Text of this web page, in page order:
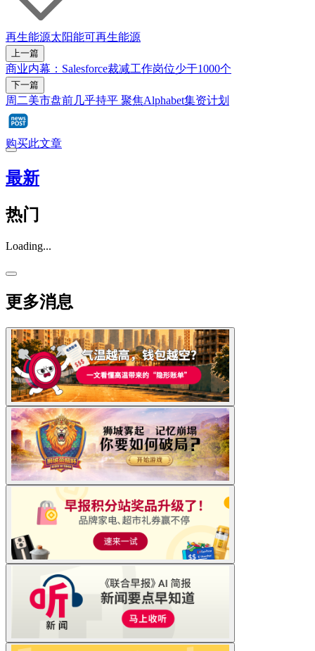
再生能源太阳能可再生能源
上一篇
商业内幕：Salesforce裁减工作岗位少于1000个
下一篇
周二美市盘前几乎持平 聚焦Alphabet集资计划
购买此文章
最新
热门
Loading...
更多消息